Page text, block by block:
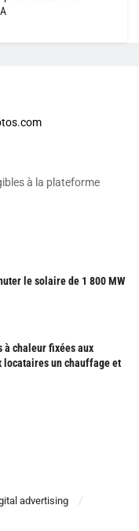
à la plateforme
le solaire de 1 800 MW
à chaleur fixées aux
un chauffage et
advertising